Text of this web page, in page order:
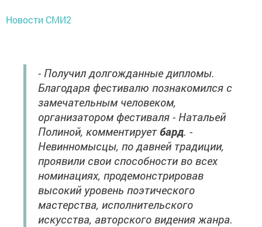
Новости СМИ2
- Получил долгожданные дипломы.
Благодаря фестивалю познакомился с
замечательным человеком,
организатором фестиваля - Натальей
Полиной, комментируетбард. -
Невинномысцы, по давней традиции,
проявили свои способности во всех
номинациях, продемонстрировав
высокий уровень поэтического
мастерства, исполнительского
искусства, авторского видения жанра.